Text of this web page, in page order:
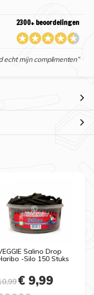
2300+ beoordelingen
echt mijn complimenten”
Salino Drop
-Silo 150 Stuks
€ 9,99